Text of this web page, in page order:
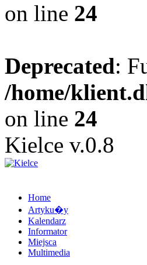
on line 24
Deprecated:
/home/
on line 24
Kielce v.0.8
Home
Artyku�y
Kalendarz
Informator
Miejsca
Multimedia